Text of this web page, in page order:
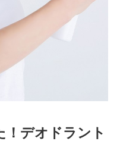
！デオドラント